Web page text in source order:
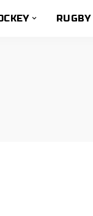
RUGBY